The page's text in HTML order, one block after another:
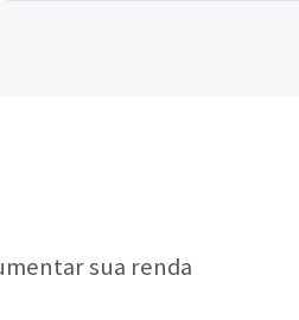
sua renda